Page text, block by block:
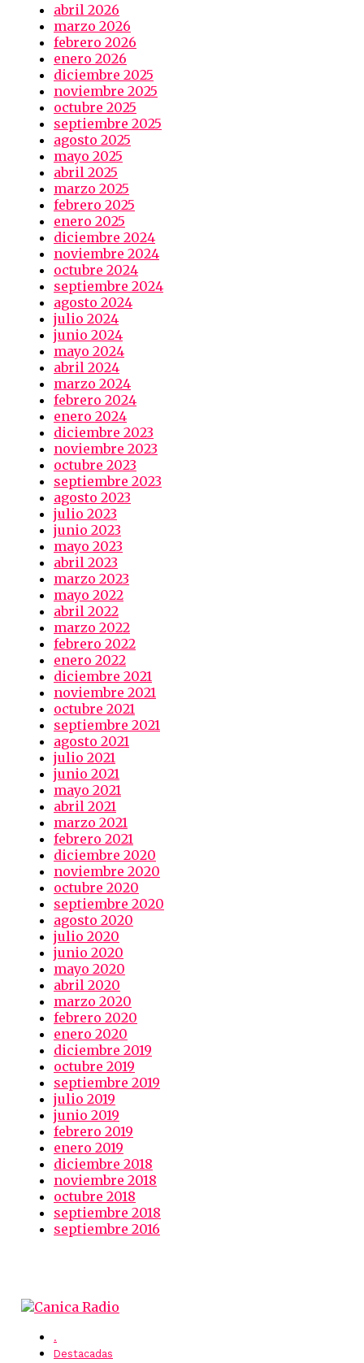
abril 2026
marzo 2026
febrero 2026
enero 2026
diciembre 2025
noviembre 2025
octubre 2025
septiembre 2025
agosto 2025
mayo 2025
abril 2025
marzo 2025
febrero 2025
enero 2025
diciembre 2024
noviembre 2024
octubre 2024
septiembre 2024
agosto 2024
julio 2024
junio 2024
mayo 2024
abril 2024
marzo 2024
febrero 2024
enero 2024
diciembre 2023
noviembre 2023
octubre 2023
septiembre 2023
agosto 2023
julio 2023
junio 2023
mayo 2023
abril 2023
marzo 2023
mayo 2022
abril 2022
marzo 2022
febrero 2022
enero 2022
diciembre 2021
noviembre 2021
octubre 2021
septiembre 2021
agosto 2021
julio 2021
junio 2021
mayo 2021
abril 2021
marzo 2021
febrero 2021
diciembre 2020
noviembre 2020
octubre 2020
septiembre 2020
agosto 2020
julio 2020
junio 2020
mayo 2020
abril 2020
marzo 2020
febrero 2020
enero 2020
diciembre 2019
octubre 2019
septiembre 2019
julio 2019
junio 2019
febrero 2019
enero 2019
diciembre 2018
noviembre 2018
octubre 2018
septiembre 2018
septiembre 2016
.
Destacadas